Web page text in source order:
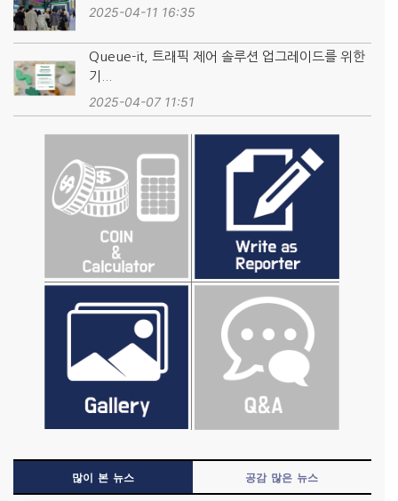
2025-04-11 16:35
Queue-it, 트래픽 제어 솔루션 업그레이드를 위한
기...
2025-04-07 11:51
많이 본 뉴스 공감 많은 뉴스